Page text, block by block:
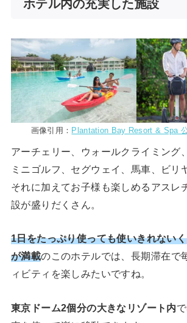
ホテル内の充実した施設
画像引用： Plantation Bay Resort & Spa
アーチェリー、ウォールクライミング
ミニゴルフ、セグウェイ、馬車、ビリ
それに加えてお子様も楽しめるアスレ
設が盛りだくさん。
1日をたっぷり使っても使いきれない
が満載のこのホテルでは、長期滞在で
ィビティを楽しみたいですね。
東京ドーム2個分の大きなリゾート内